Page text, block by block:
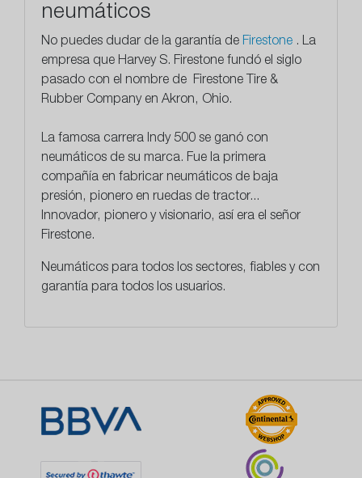
neumáticos
No puedes dudar de la garantía de Firestone . La
empresa que Harvey S. Firestone fundó el siglo
pasado con el nombre de Firestone Tire &
Rubber Company en Akron, Ohio.
La famosa carrera Indy 500 se ganó con
neumáticos de su marca. Fue la primera
compañía en fabricar neumáticos de baja
presión, pionero en ruedas de tractor...
Innovador, pionero y visionario, así era el señor
Firestone.
Neumáticos para todos los sectores, fiables y con
garantía para todos los usuarios.